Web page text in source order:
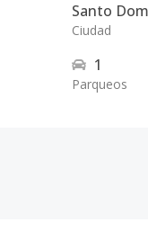
Santo
Ciudad
1
Parqueos